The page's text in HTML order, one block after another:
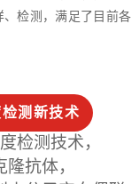
检测，满足了目前各
测新技术
检测技术，
抗体，